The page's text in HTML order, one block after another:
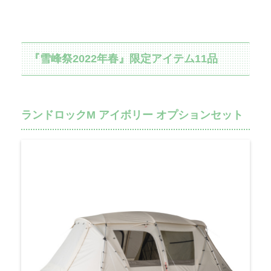
『雪峰祭2022年春』限定アイテム11品
ランドロックM アイボリー オプションセット